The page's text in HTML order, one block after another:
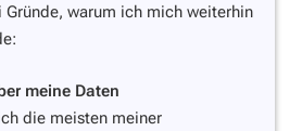
warum ich mich weiterhin
meine Daten
die meisten meiner